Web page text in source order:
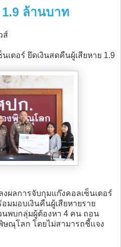
1.9 ล้านบาท
ส์
ตอร์ ยึดเงินสดคืนผู้เสียหาย 1.9
ผลการจับกุมแก๊งคอลเซ็นเตอร์
มมอบเงินคืนผู้เสียหายราย
พบกลุ่มผู้ต้องหา 4 คน ถอน
ษณุโลก โดยไม่สามารถชี้แจง